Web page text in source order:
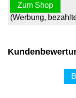
Zum Shop
(Werbung,